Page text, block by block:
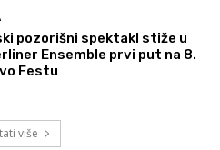
pozorišni spektakl stiže u
Ensemble prvi put na 8.
Festu
više